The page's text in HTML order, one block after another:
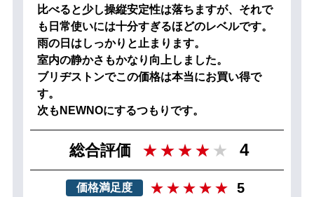
比べると少し操縦安定性は落ちますが、それで
も日常使いには十分すぎるほどのレベルです。
雨の日はしっかりと止まります。
室内の静かさもかなり向上しました。
ブリヂストンでこの価格は本当にお買い得で
す。
次もNEWNOにするつもりです。
総合評価 4
価格満足度 5